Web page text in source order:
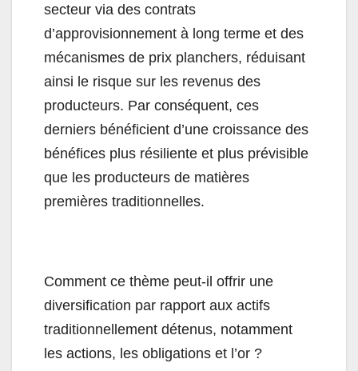
secteur via des contrats
d’approvisionnement à long terme et des
mécanismes de prix planchers, réduisant
ainsi le risque sur les revenus des
producteurs. Par conséquent, ces
derniers bénéficient d’une croissance des
bénéfices plus résiliente et plus prévisible
que les producteurs de matières
premières traditionnelles.
Comment ce thème peut-il offrir une
diversification par rapport aux actifs
traditionnellement détenus, notamment
les actions, les obligations et l’or ?